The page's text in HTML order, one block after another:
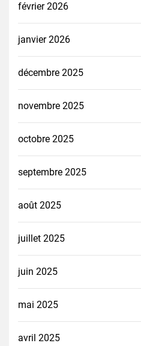
février 2026
janvier 2026
décembre 2025
novembre 2025
octobre 2025
septembre 2025
août 2025
juillet 2025
juin 2025
mai 2025
avril 2025